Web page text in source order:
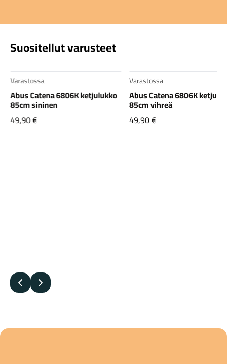
Suositellut varusteet
Varastossa
Abus Catena 6806K ketjulukko
85cm sininen
49,90€
Varastossa
Abus Catena 6806K
85cm vihreä
49,90€
Edellinen
Seuraava